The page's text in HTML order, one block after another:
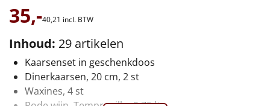
Luxe
Mannen
Vrouwen
Duurzaam
35,-40,21 incl. BTW
Inhoud: 29 artikelen
Kaarsenset in geschenkdoos
Dinerkaarsen, 20 cm, 2 st
Waxines, 4 st